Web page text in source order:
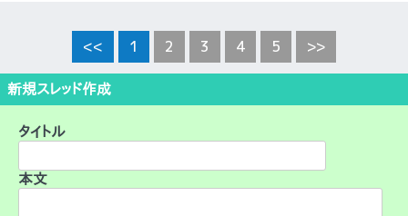
<< 1 2 3 4 5 >>
新規スレッド作成
タイトル
本文